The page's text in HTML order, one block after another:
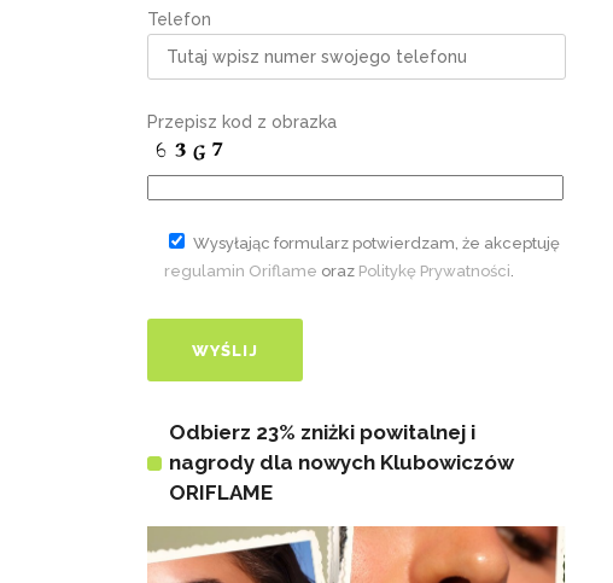
Telefon
Przepisz kod z obrazka
Wysyłając formularz potwierdzam, że akceptuję
regulamin Oriflame oraz Politykę Prywatności.
Odbierz 23% zniżki powitalnej i
nagrody dla nowych Klubowiczów
ORIFLAME